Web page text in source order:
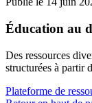
Éducation au
Des ressources
structurées à partir
Plateforme de